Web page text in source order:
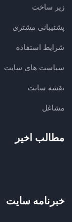
زیر ساخت
پشتیبانی مشتری
شرایط استفاده
سیاست های سایت
نقشه سایت
مشاغل
مطالب اخیر
خبرنامه سایت